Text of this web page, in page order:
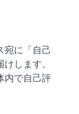
宛に「自己
します。
内で自己評